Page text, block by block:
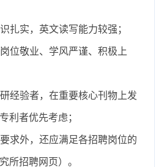
扎实，英文读写能力较强；
位敬业、学风严谨、积极上
经验者，在重要核心刊物上发
利者优先考虑；
求外，还应满足各招聘岗位的
所招聘网页）。